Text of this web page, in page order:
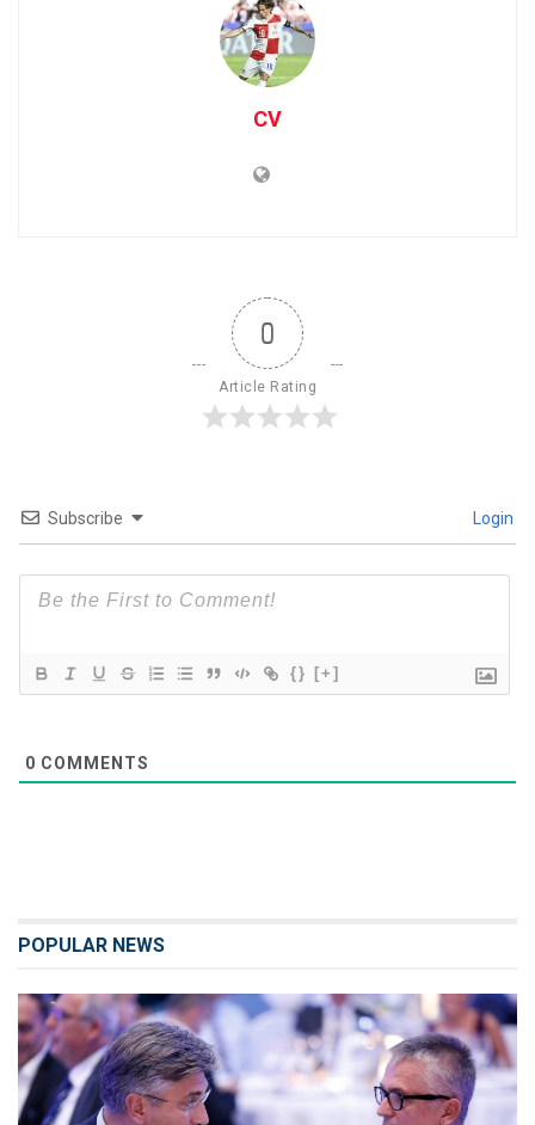
CV
0
Article Rating
Subscribe Login
{} [+]
0 COMMENTS
POPULAR NEWS